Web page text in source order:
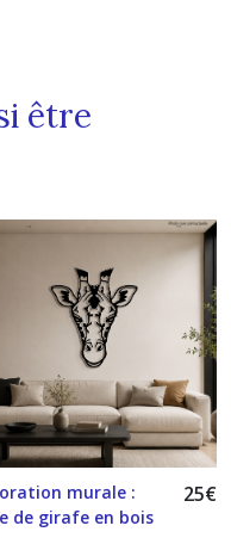
être
murale :
de girafe en bois
25€